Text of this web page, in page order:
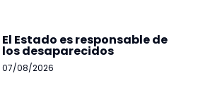
El Estado es responsable de
los desaparecidos
07/08/2026